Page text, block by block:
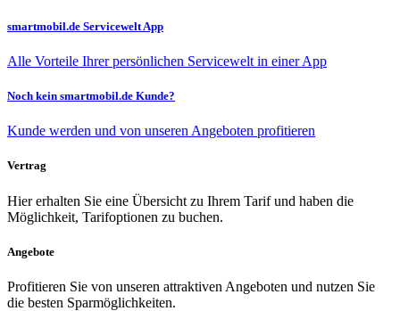
smartmobil.de Servicewelt App
Alle Vorteile Ihrer persönlichen Servicewelt in einer App
Noch kein smartmobil.de Kunde?
Kunde werden und von unseren Angeboten profitieren
Vertrag
Hier erhalten Sie eine Übersicht zu Ihrem Tarif und haben die
Möglichkeit, Tarifoptionen zu buchen.
Angebote
Profitieren Sie von unseren attraktiven Angeboten und nutzen Sie
die besten Sparmöglichkeiten.